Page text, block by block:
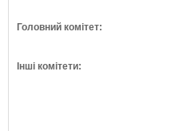
Головний комітет:
Інші комітети: